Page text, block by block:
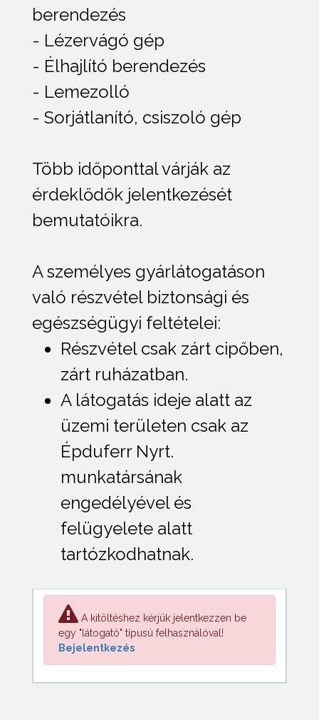
berendezés
- Lézervágó gép
- Élhajlító berendezés
- Lemezolló
- Sorjátlanító, csiszoló gép
Több időponttal várják az
érdeklődők jelentkezését
bemutatóikra.
A személyes gyárlátogatáson
való részvétel biztonsági és
egészségügyi feltételei:
Részvétel csak zárt cipőben,
zárt ruházatban.
A látogatás ideje alatt az
üzemi területen csak az
Épduferr Nyrt.
munkatársának
engedélyével és
felügyelete alatt
tartózkodhatnak.
A kitöltéshez kérjük jelentkezzen be
egy "látogató" típusú felhasználóval!
Bejelentkezés